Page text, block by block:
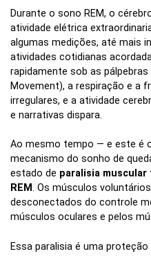
Durante o sono REM, o
atividade elétrica
algumas medições, até mais
atividades cotidianas
rapidamente sob as
Movement), a respiração e a
irregulares, e a atividade
e narrativas dispara.
Ao mesmo tempo — e este é
mecanismo do sonho de
estado de paralisia muscular
REM. Os músculos
desconectados do controle
músculos oculares e pelos
Essa paralisia é uma